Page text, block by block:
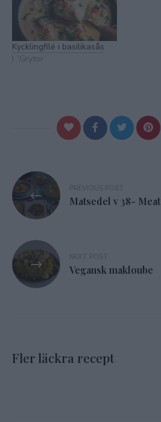
Kycklingfilé i basilikasås
I ”Grytor”
Inläggsnavigering
Matsedel v 38-
Vegansk makloube
Fler läckra recept